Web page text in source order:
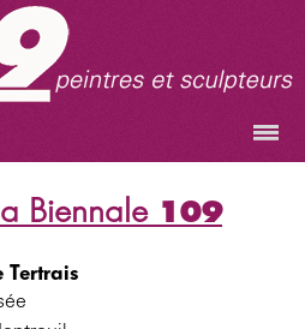
Biennale 109
Tertrais